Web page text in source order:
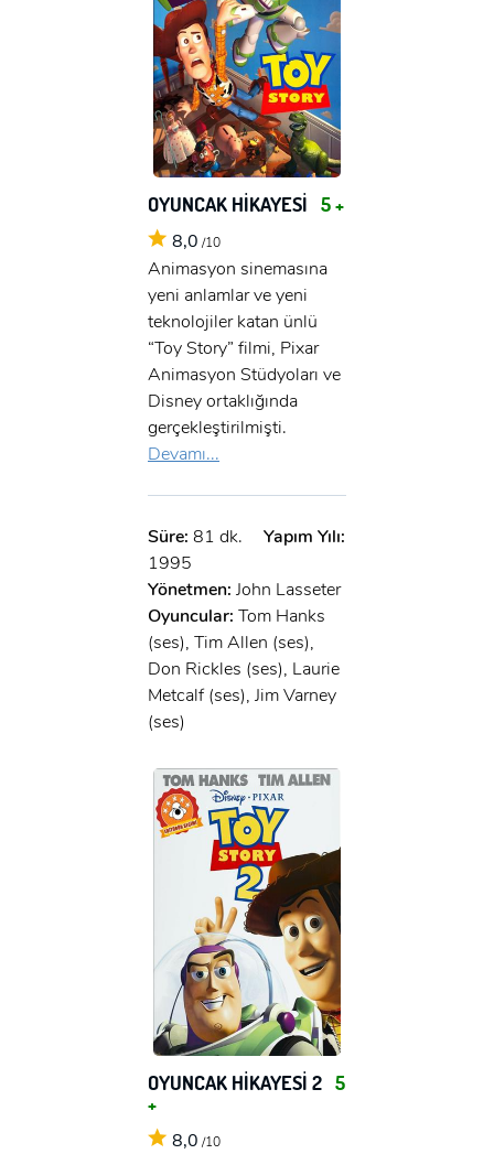
OYUNCAK HİKAYESİ 5 +
8,0 /10
Animasyon sinemasına
yeni anlamlar ve yeni
teknolojiler katan ünlü
“Toy Story” filmi, Pixar
Animasyon Stüdyoları ve
Disney ortaklığında
gerçekleştirilmişti.
Devamı...
Süre: 81 dk.
Yapım Yılı:
1995
Yönetmen: John Lasseter
Oyuncular: Tom Hanks
(ses), Tim Allen (ses),
Don Rickles (ses), Laurie
Metcalf (ses), Jim Varney
(ses)
OYUNCAK HİKAYESİ 2 5
+
8,0 /10